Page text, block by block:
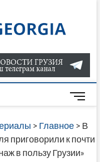
О
В
ГРУЗИИ
САЙТЕ
M
e
n
u
B
> Главное> В
приговорили к почти
в пользу Грузии»